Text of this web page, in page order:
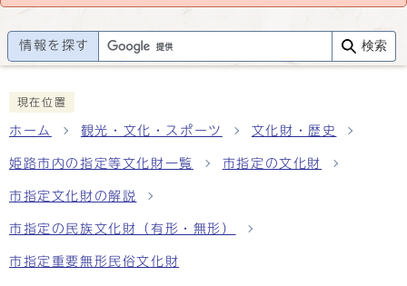
情報を探す 検索
現在位置
ホーム 観光・文化・スポーツ 文化財・歴史
姫路市内の指定等文化財一覧 市指定の文化財
市指定文化財の解説
市指定の民族文化財（有形・無形）
市指定重要無形民俗文化財